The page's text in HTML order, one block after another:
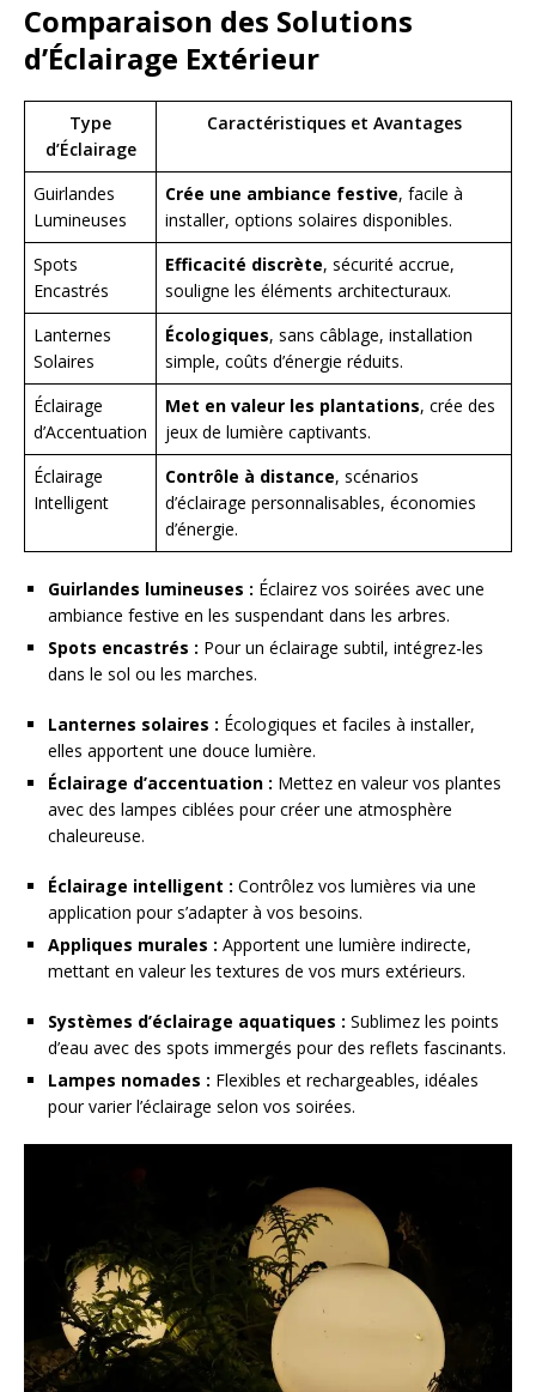
Comparaison des Solutions
d’Éclairage Extérieur
Type
d’Éclairage
Caractéristiques et Avantages
Guirlandes
Lumineuses
Crée une ambiance festive, facile à
installer, options solaires disponibles.
Spots
Encastrés
Efficacité discrète, sécurité accrue,
souligne les éléments architecturaux.
Lanternes
Solaires
Écologiques, sans câblage, installation
simple, coûts d’énergie réduits.
Éclairage
d’Accentuation
Met en valeur les plantations, crée des
jeux de lumière captivants.
Éclairage
Intelligent
Contrôle à distance, scénarios
d’éclairage personnalisables, économies
d’énergie.
Guirlandes lumineuses : Éclairez vos soirées avec une
ambiance festive en les suspendant dans les arbres.
Spots encastrés : Pour un éclairage subtil, intégrez-les
dans le sol ou les marches.
Lanternes solaires : Écologiques et faciles à installer,
elles apportent une douce lumière.
Éclairage d’accentuation : Mettez en valeur vos plantes
avec des lampes ciblées pour créer une atmosphère
chaleureuse.
Éclairage intelligent : Contrôlez vos lumières via une
application pour s’adapter à vos besoins.
Appliques murales : Apportent une lumière indirecte,
mettant en valeur les textures de vos murs extérieurs.
Systèmes d’éclairage aquatiques : Sublimez les points
d’eau avec des spots immergés pour des reflets fascinants.
Lampes nomades : Flexibles et rechargeables, idéales
pour varier l’éclairage selon vos soirées.